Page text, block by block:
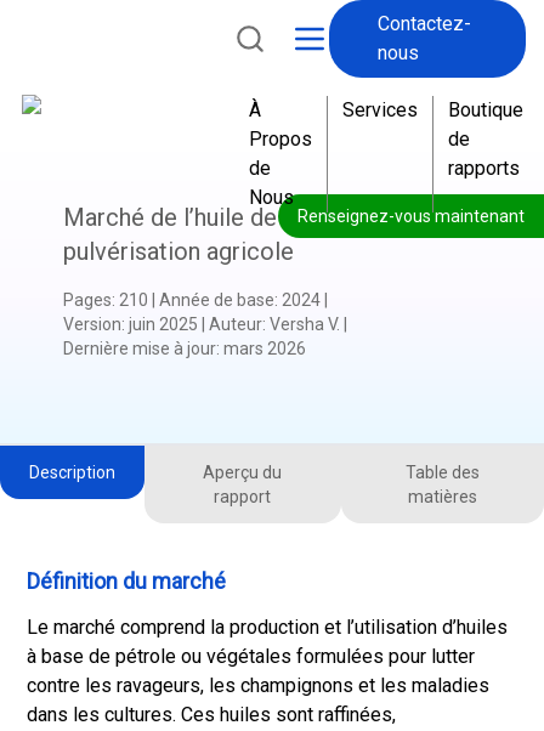
Contactez-
nous
À
Propos
de
Nous
Services
Boutique
de
rapports
Renseignez-vous maintenant
Marché de l’huile de
pulvérisation agricole
Pages: 210 Année de base: 2024
Version: juin 2025 Auteur: Versha V.
Dernière mise à jour: mars 2026
Description
Aperçu du
rapport
Table des
matières
Définition du marché
Le marché comprend la production et l’utilisation d’huiles
à base de pétrole ou végétales formulées pour lutter
contre les ravageurs, les champignons et les maladies
dans les cultures. Ces huiles sont raffinées,